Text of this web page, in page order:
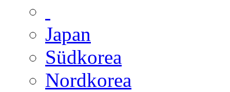
Japan
Südkorea
Nordkorea